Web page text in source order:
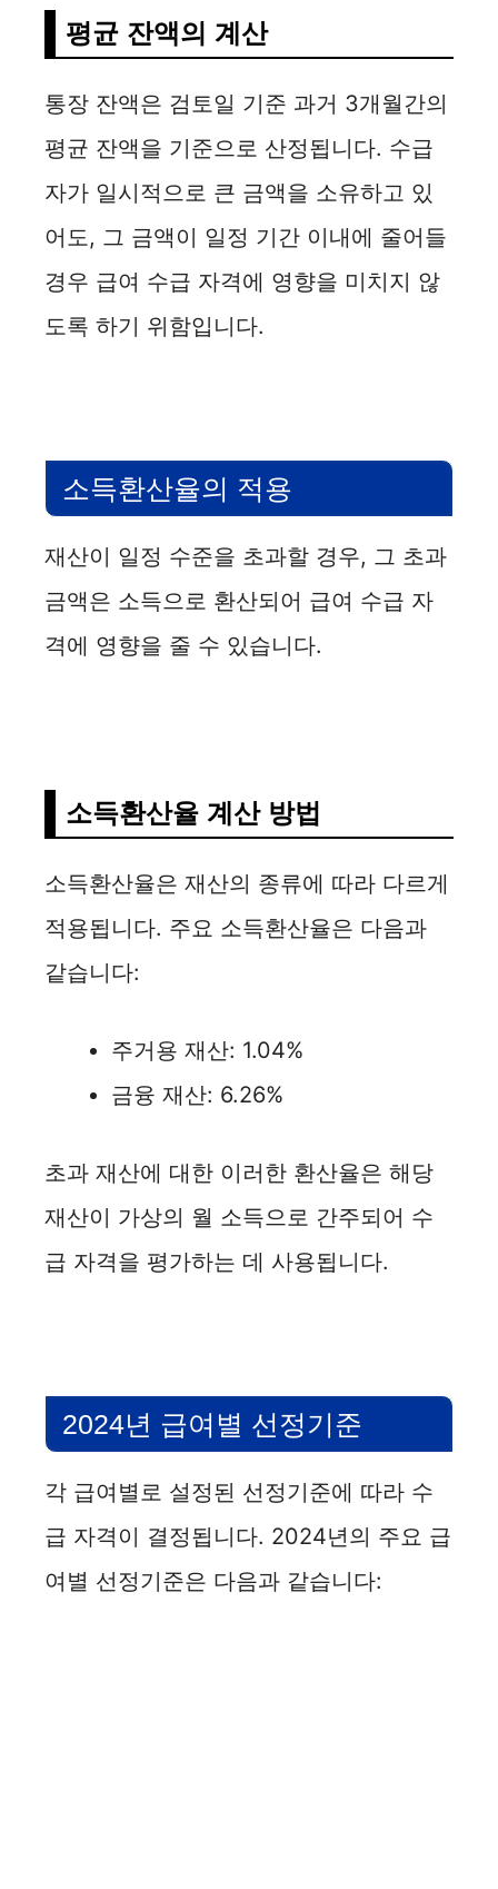
평균 잔액의 계산
통장 잔액은 검토일 기준 과거 3개월간의
평균 잔액을 기준으로 산정됩니다. 수급
자가 일시적으로 큰 금액을 소유하고 있
어도, 그 금액이 일정 기간 이내에 줄어들
경우 급여 수급 자격에 영향을 미치지 않
도록 하기 위함입니다.
소득환산율의 적용
재산이 일정 수준을 초과할 경우, 그 초과
금액은 소득으로 환산되어 급여 수급 자
격에 영향을 줄 수 있습니다.
소득환산율 계산 방법
소득환산율은 재산의 종류에 따라 다르게
적용됩니다. 주요 소득환산율은 다음과
같습니다:
주거용 재산: 1.04%
금융 재산: 6.26%
초과 재산에 대한 이러한 환산율은 해당
재산이 가상의 월 소득으로 간주되어 수
급 자격을 평가하는 데 사용됩니다.
2024년 급여별 선정기준
각 급여별로 설정된 선정기준에 따라 수
급 자격이 결정됩니다. 2024년의 주요 급
여별 선정기준은 다음과 같습니다: